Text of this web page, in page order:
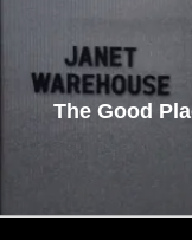
The Good